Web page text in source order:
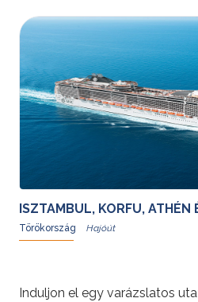
ISZTAMBUL, KORFU, ATHÉN
Törökország
Induljon el egy varázslatos